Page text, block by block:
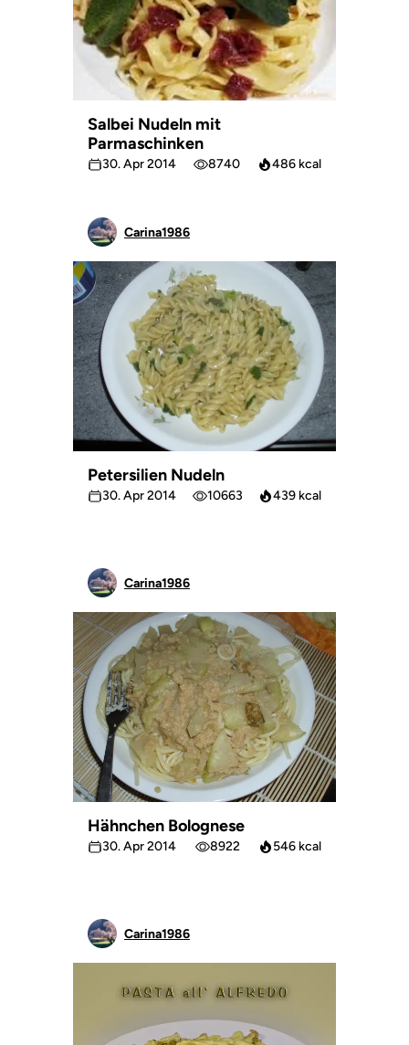
Salbei Nudeln mit
Parmaschinken
30. Apr 2014 8740 486 kcal
Carina1986
Petersilien Nudeln
30. Apr 2014 10663 439 kcal
Carina1986
Hähnchen Bolognese
30. Apr 2014 8922 546 kcal
Carina1986